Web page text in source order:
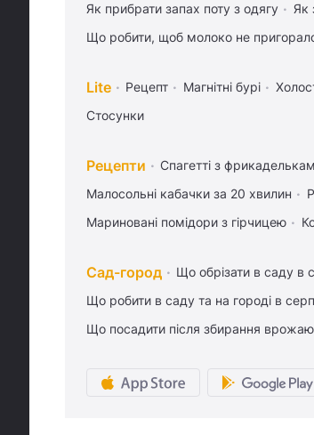
Як прибрати запах поту з одягу
Як
Що робити, щоб молоко не
Lite Рецепт Магнітні бурі
Стосунки
Рецепти Спагетті з
Малосольні кабачки за 20 хвилин
Мариновані помідори з гірчицею
Сад-город Що обрізати в саду в
Що робити в саду та на городі в
Що посадити після збирання врожаю